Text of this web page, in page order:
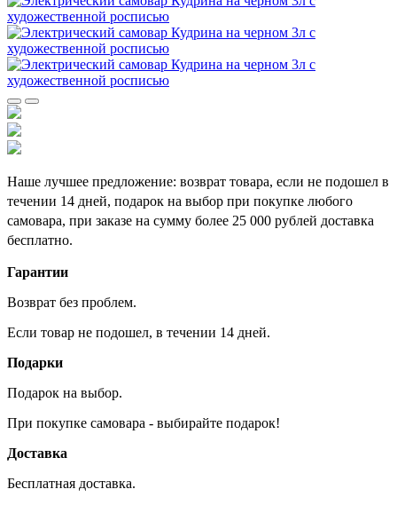
Наше лучшее предложение: возврат товара, если не подошел в
течении 14 дней, подарок на выбор при покупке любого
самовара, при заказе на сумму более 25 000 рублей доставка
бесплатно.
Гарантии
Возврат без проблем.
Если товар не подошел, в течении 14 дней.
Подарки
Подарок на выбор.
При покупке самовара - выбирайте подарок!
Доставка
Бесплатная доставка.